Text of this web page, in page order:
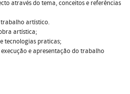
através do tema, conceitos e referências
trabalho artístico.
artística;
tecnologias praticas;
e apresentação do trabalho